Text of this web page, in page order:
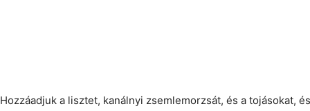
Hozzáadjuk a lisztet, kanálnyi zsemlemorzsát, és a tojásokat,